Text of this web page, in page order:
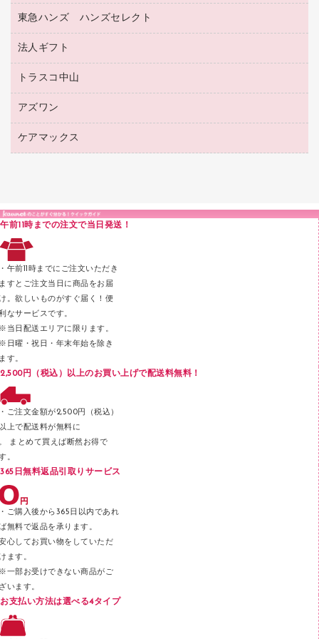
ファイルボックス
パイプ式ファイル
その他ファイル
クリヤーホルダー
クリヤーブック（差替式）
クリヤーブック（固定式）
Ｚ式ファイル
２穴リフィル・２穴インデックス
ボールペン（油性）
ボールペン（ゲルインク）
シャープペンシル用替芯
電話台
針なしステープラー
紙めくり
裁断機
印章用品
ラベル類
メンディングテープ
メッシュケース／ペンケース
フロアケース
ブックエンド／ブックスタンド
パンチ
はさみ
テープカッター
その他文具
セロハンテープ
店舗運営用品
陳列什器
紙手提げ袋
レジ・ポリ袋
ディスプレイ用品
カウンター／お会計用品
東急ハンズ ハンズセレクト
東急ハンズ
法人ギフト
高島屋
カウネットギフト
高島屋（食品・飲料）
カウネットギフト（食品・飲料）
トラスコ中山
建築・作業用品
アズワン
医療・介護用品（食品・飲料・食添製品）
ケアマックス
午前11時までの注文で当日発送！
午前11時までにご注文いただき
すとご注文当日に商品をお届
。欲しいものがすぐ届く！便
なサービスです。
当日配送エリアに限ります。
日曜・祝日・年末年始を除き
す。
2,500円（税込）以上のお買い上げで配送料無料！
ご注文金額が2,500円（税込）
上で配送料が無料に
まとめて買えば断然お得で
。
365日無料返品引取りサービス
ご購入後から365日以内であれ
無料で返品を承ります。
心してお買い物をしていただ
ます。
一部お受けできない商品がご
います。
お支払い方法は選べる4タイプ